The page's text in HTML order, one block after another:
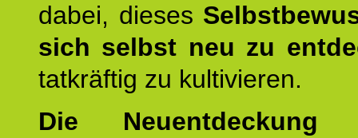
dabei, dieses
sich selbst neu zu
tatkräftig zu kultivieren.
Die